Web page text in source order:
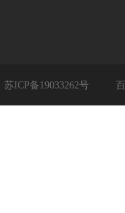
苏ICP备19033262号 百